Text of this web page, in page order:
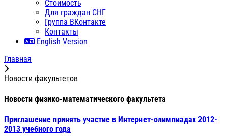
Стоимость
Для граждан СНГ
Группа ВКонтакте
Контакты
English Version
Главная
Новости факультетов
Новости физико-математического факультета
Приглашение принять участие в Интернет-олимпиадах 2012-
2013 учебного года